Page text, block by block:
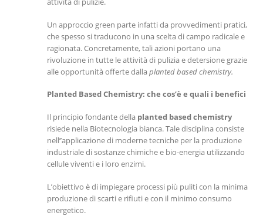
Un approccio green parte infatti da provvedimenti pratici,
che spesso si traducono in una scelta di campo radicale e
ragionata. Concretamente, tali azioni portano una
rivoluzione in tutte le attività di pulizia e detersione grazie
alle opportunità offerte dallaplanted based chemistry.
Planted Based Chemistry: che cos’è e quali i benefici
Il principio fondante della planted based chemistry
risiede nella Biotecnologia bianca. Tale disciplina consiste
nell’’applicazione di moderne tecniche per la produzione
industriale di sostanze chimiche e bio-energia utilizzando
cellule viventi e i loro enzimi.
L’obiettivo è di impiegare processi più puliti con la minima
produzione di scarti e rifiuti e con il minimo consumo
energetico.